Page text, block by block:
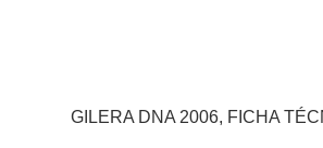
GILERA DNA 2006, FICHA